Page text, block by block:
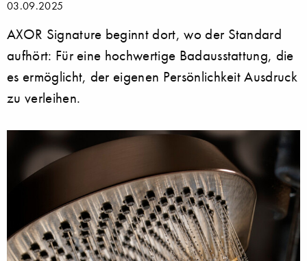
03.09.2025
AXOR Signature beginnt dort, wo der Standard
aufhört: Für eine hochwertige Badausstattung, die
es ermöglicht, der eigenen Persönlichkeit Ausdruck
zu verleihen.